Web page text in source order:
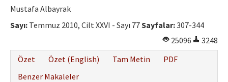
Mustafa Albayrak
Sayı: Temmuz 2010, Cilt XXVI - Sayı 77Sayfalar:307-344
25096
3248
Özet
Özet (English) Tam Metin
PDF
Benzer Makaleler